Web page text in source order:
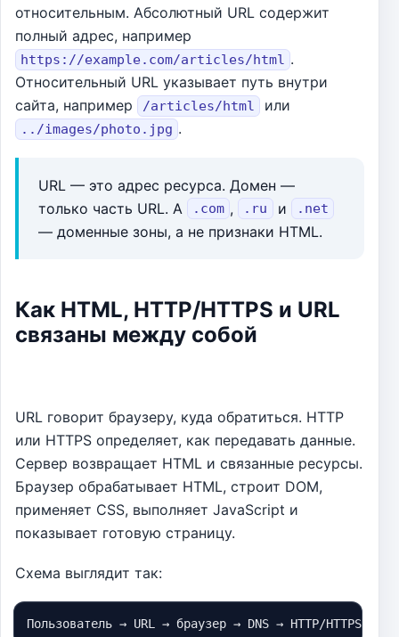
относительным. Абсолютный URL содержит
полный адрес, например
https://example.com/articles/html .
Относительный URL указывает путь внутри
сайта, например
/articles/html или
../images/photo.jpg .
URL — это адрес ресурса. Домен —
только часть URL. А
.com , .ru и .net
— доменные зоны, а не признаки HTML.
Как HTML, HTTP/HTTPS и URL
связаны между собой
URL говорит браузеру, куда обратиться. HTTP
или HTTPS определяет, как передавать данные.
Сервер возвращает HTML и связанные ресурсы.
Браузер обрабатывает HTML, строит DOM,
применяет CSS, выполняет JavaScript и
показывает готовую страницу.
Схема выглядит так:
Пользователь → URL → браузер → DNS → HTTP/HTTPS-